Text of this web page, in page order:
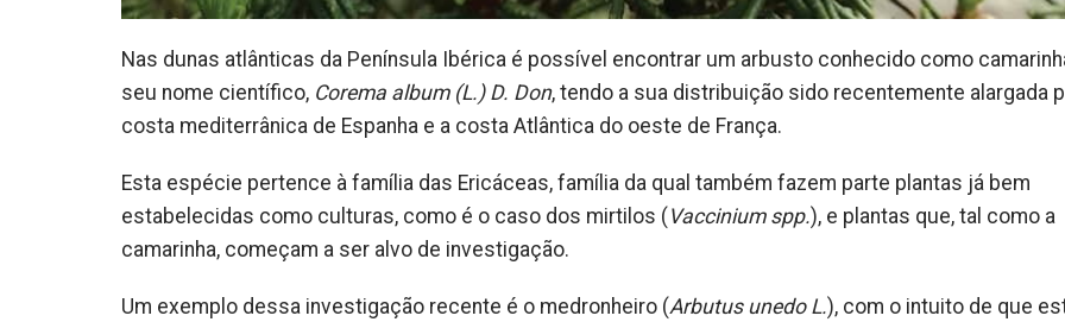
Nas dunas atlânticas da Península Ibérica é possível encontrar um arbusto conhecido como
seu nome científico, Corema album (L.) D. Don, tendo a sua distribuição sido recentemente alargada
costa mediterrânica de Espanha e a costa Atlântica do oeste de França.
Esta espécie pertence à família das Ericáceas, família da qual também fazem parte plantas já bem
estabelecidas como culturas, como é o caso dos mirtilos (Vaccinium spp.), e plantas que, tal como a
camarinha, começam a ser alvo de investigação.
Um exemplo dessa investigação recente é o medronheiro (Arbutus unedo L.), com o intuito de que